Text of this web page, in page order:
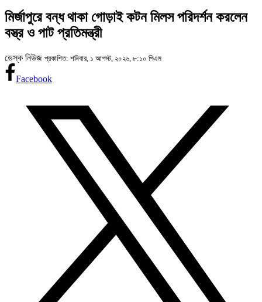
মির্জাপুরে বন্ধ থাকা গোড়াই কটন মিলস পরিদর্শন করলেন
বস্ত্র ও পাট প্রতিমন্ত্রী
ডেস্ক নিউজ প্রকাশিত: শনিবার, ১ আগস্ট, ২০২৬, ৮:১০ পিএম
Facebook